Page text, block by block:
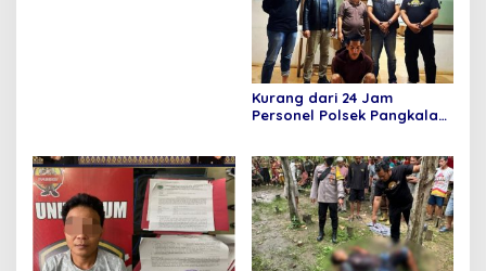
Kurang dari 24 Jam
Personel Polsek Pangkalan
Terjadi di Desa Pulauwan